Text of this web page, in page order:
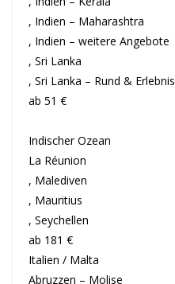
, Indien – Maharashtra
, Indien – weitere Angebote
, Sri Lanka
, Sri Lanka – Rund &
ab 51 €
Indischer Ozean
La Réunion
, Malediven
, Mauritius
, Seychellen
ab 181 €
Italien / Malta
Abruzzen – Molise